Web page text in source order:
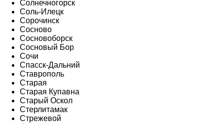
Солнечногорск
Соль-Илецк
Сорочинск
Сосново
Сосновоборск
Сосновый Бор
Сочи
Спасск-Дальний
Ставрополь
Старая
Старая Купавна
Старый Оскол
Стерлитамак
Стрежевой